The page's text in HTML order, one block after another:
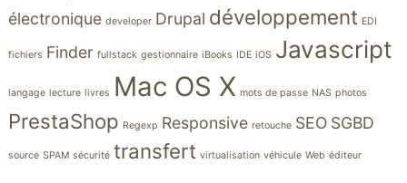
électronique developer Drupal développement EDI
fichiers Finder fullstack gestionnaire iBooks IDE iOS Javascript
langage lecture livres Mac OS X mots de passe NAS photos
PrestaShop Regexp Responsive retouche SEO SGBD
source SPAM sécurité transfert virtualisation véhicule Web éditeur